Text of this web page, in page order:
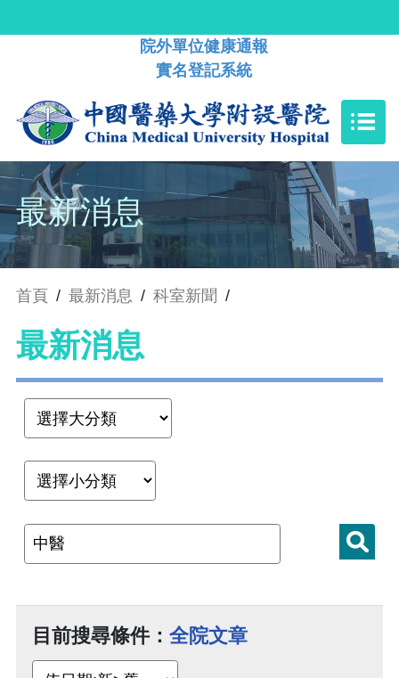
院外單位健康通報
實名登記系統
最新消息
首頁 / 最新消息 / 科室新聞 /
最新消息
目前搜尋條件： 全院文章